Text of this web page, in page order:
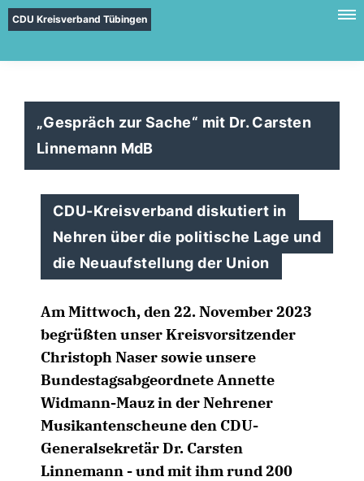
CDU Kreisverband Tübingen
Gespräch zur Sache“ mit Dr. Carsten
Linnemann MdB
CDU-Kreisverband diskutiert in
Nehren über die politische Lage und
die Neuaufstellung der Union
Am Mittwoch, den 22. November 2023
begrüßten unser Kreisvorsitzender
Christoph Naser sowie unsere
Bundestagsabgeordnete Annette
Widmann-Mauz in der Nehrener
Musikantenscheune den CDU-
Generalsekretär Dr. Carsten
Linnemann - und mit ihm rund 200